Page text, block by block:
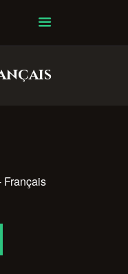
Badr
Français